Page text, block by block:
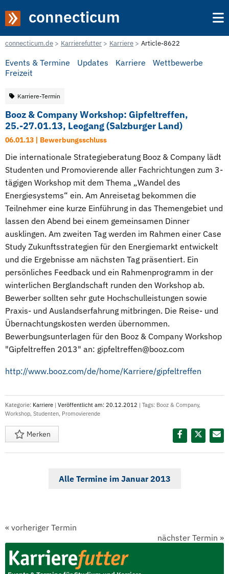
connecticum
connecticum.de Karrierefutter Karriere Article-8622
Events & Termine Updates Karriere
Wettbewerbe
Freizeit
Karriere-Termin
Booz & Company Workshop: Gipfeltreffen,
25.-27.01.13, Leogang (Salzburger Land)
06.01.13 | Bewerbungsschluss
Die internationale Strategieberatung Booz & Company lädt
Studenten und Promovierende aller Fachrichtungen zum 3-
tägigen Workshop mit dem Thema „Wandel des
Energiesystems“ ein. Am Anreisetag bekommen die
Teilnehmer eine kurze Einführung in das Themengebiet und
lassen den Abend bei einem gemeinsamen Dinner
ausklingen. Am zweiten Tag werden im Rahmen einer Case
Study Zukunftsstrategien für den Energiemarkt entwickelt
und die Ergebnisse am nächsten Tag präsentiert. Ein
persönliches Feedback und ein Rahmenprogramm in der
winterlichen Berglandschaft runden den Workshop ab.
Bewerber sollten sehr gute Hochschulleistungen sowie
Praxis- und Auslandserfahrung mitbringen. Die Reise- und
Übernachtungskosten werden übernommen.
Bewerbungsunterlagen für den Booz & Company Workshop
"Gipfeltreffen 2013" an: gipfeltreffen@booz.com
http://www.booz.com/de/home/Karriere/gipfeltreffen
Kategorie: Karriere | Veröffentlicht am: 20.12.2012 | Tags: Booz & Company,
Workshop, Studenten, Promovierende
Merken
Alle Termine im Januar 2013
« vorheriger Termin
nächster Termin »